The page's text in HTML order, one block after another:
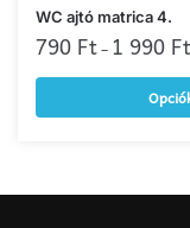
WC ajtó matrica 4.
790 Ft– 1 990 Ft
Ennek
a
terméknek